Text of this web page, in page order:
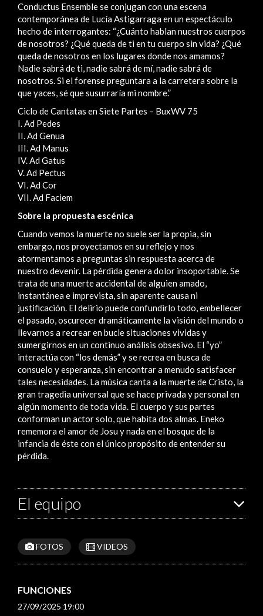
Conductus Ensemble se conjugan con una escena
contemporánea de Lucía Astigarraga en un espectáculo
hecho de interrogantes: “¿Cuánto hablan nuestros cuerpos
de nosotros? ¿Qué queda de ti en tu cuerpo sin vida? ¿Qué
queda de nosotros en los lugares donde nos amamos?
Nadie sabrá de ti, nadie sabrá de mí, nadie sabrá de
nosotros. Si el forense preguntara a la carretera sobre la
que yaces, sé que susurraría mi nombre.”
Ciclo de Cantatas en Siete Partes – BuxWV 75
I. Ad Pedes
II. Ad Genua
III. Ad Manus
IV. Ad Gatus
V. Ad Pectus
VI. Ad Cor
VII. Ad Faciem
Sobre la propuesta escénica
Cuando vemos la muerte no suele ser la propia, sin
embargo, nos proyectamos en su reflejo y nos
atormentamos a preguntas sin respuesta acerca de
nuestro devenir. La pérdida genera dolor insoportable. Se
trata de una muerte accidental de alguien amado,
instantánea e imprevista, sin aparente causa ni
justificación. El delirio puede confundirlo todo, embellecer
el pasado, oscurecer dramáticamente la visión del mundo o
llevarnos a recrear en bucle situaciones vividas y
sumergirnos en un continuo análisis obsesivo. El “yo”
interactúa con “los demás” y se recrea en busca de
consuelo y esperanza, sin encontrar a menudo satisfacer
tales necesidades. La música canta a la muerte de Cristo, la
gran tragedia universal que se hace privada y personal en
algún momento de toda vida. El cuerpo y sus partes
conforman un actor solo, que habita dos almas. Eneko
rememora el amor de Josu y nada en el bosque de la
infancia de éste con el único propósito de entender su
pérdida.
El equipo
FOTOS VIDEOS
FUNCIONES
27/09/2025 19:00